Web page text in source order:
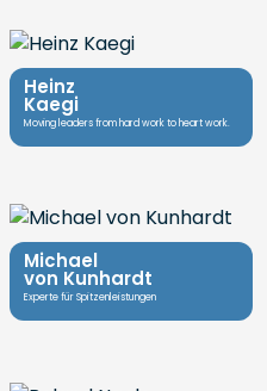
Heinz
Kaegi
Moving leaders from hard work to heart work.
Michael
von Kunhardt
Experte für Spitzenleistungen